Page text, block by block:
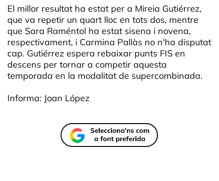
El millor resultat ha estat per a Mireia Gutiérrez,
que va repetir un quart lloc en tots dos, mentre
que Sara Raméntol ha estat sisena i novena,
respectivament, i Carmina Pallàs no n'ha disputat
cap. Gutiérrez espera rebaixar punts FIS en
descens per tornar a competir aquesta
temporada en la modalitat de supercombinada.
Informa: Joan López